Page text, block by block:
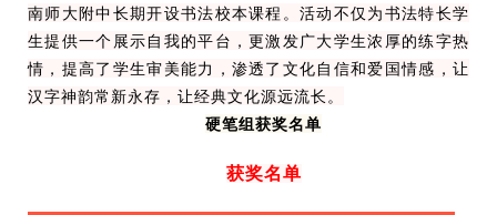
南师大附中长期开设书法校本课程。活动不仅为书法特长学
生提供一个展示自我的平台，更激发广大学生浓厚的练字热
情，提高了学生审美能力，渗透了文化自信和爱国情感，让
汉字神韵常新永存，让经典文化源远流长。
硬笔组获奖名单
获奖名单